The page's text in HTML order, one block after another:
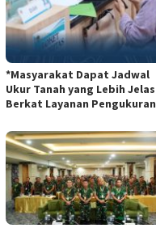
*Masyarakat Dapat Jadwal
Ukur Tanah yang Lebih Jelas
Berkat Layanan Pengukuran